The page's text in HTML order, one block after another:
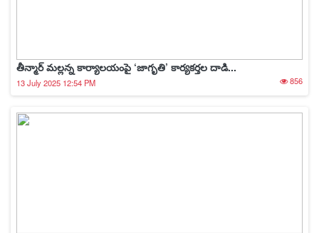
తీన్మార్ మల్లన్న కార్యాలయంపై ‘జాగృతి’ కార్యకర్తల దాడి...
13 July 2025 12:54 PM 856